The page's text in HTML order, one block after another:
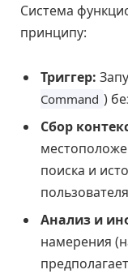
Система
принципу:
Триггер:
Command )
Сбор
поиска и
Анализ и
намерения